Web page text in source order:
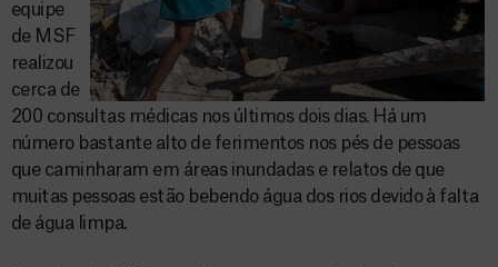
equipe
de MSF
realizou
cerca de
200 consultas médicas nos últimos dois dias. Há um
número bastante alto de ferimentos nos pés de pessoas
que caminharam em áreas inundadas e relatos de que
muitas pessoas estão bebendo água dos rios devido à falta
de água limpa.